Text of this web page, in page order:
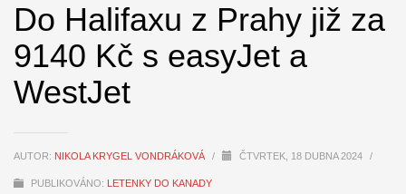
Do Halifaxu z Prahy již za
9140 Kč s easyJet a
WestJet
AUTOR: NIKOLA KRYGEL VONDRÁKOVÁ / ČTVRTEK, 18 DUBNA 2024 /
PUBLIKOVÁNO: LETENKY DO KANADY